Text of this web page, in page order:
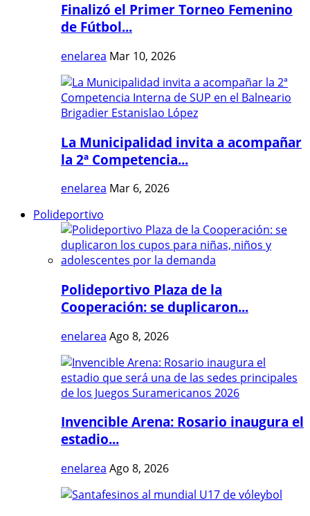
Finalizó el Primer Torneo Femenino
de Fútbol...
enelarea Mar 10, 2026
La Municipalidad invita a acompañar
la 2ª Competencia...
enelarea Mar 6, 2026
Polideportivo
Polideportivo Plaza de la
Cooperación: se duplicaron...
enelarea Ago 8, 2026
Invencible Arena: Rosario inaugura el
estadio...
enelarea Ago 8, 2026